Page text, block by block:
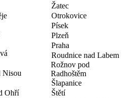
Žatec
Nisou
Ohří
Otrokovice
Písek
Plzeň
Praha
Roudnice nad Labem
Rožnov pod
Radhoštěm
Šlapanice
Štětí